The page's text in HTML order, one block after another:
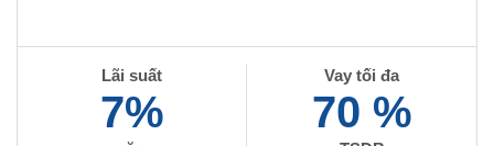
Lãi suất
7%
Vay tối đa
70 %